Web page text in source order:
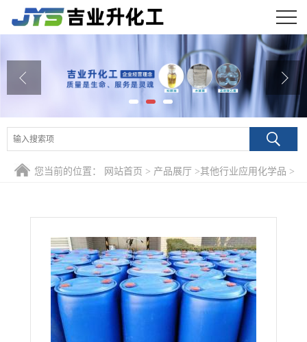
公司介绍
产品展厅
证书荣誉
您当前的位置： 网站首页 > 产品展厅 >其他行业应用化学品 >